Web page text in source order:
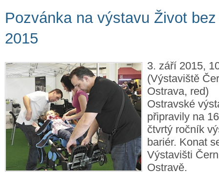
Pozvánka na výstavu Život
2015
3. září 2015,
(Výstaviště
Ostrava, red)
Ostravské
připravily na
čtvrtý ročník
bariér. Konat
Výstavišti
Ostravě.